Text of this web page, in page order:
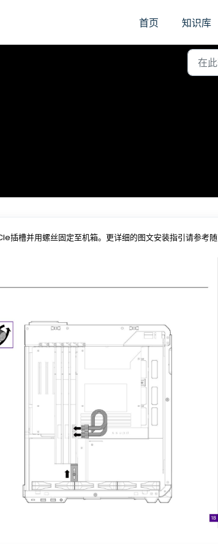
首页 知识库
插槽并用螺丝固定至机箱。更详细的图文安装指引请参考随